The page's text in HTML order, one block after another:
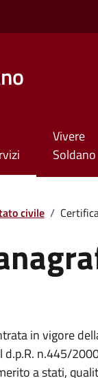
Vivere
Soldano
civile /
in vigore
n.445/
a stati,